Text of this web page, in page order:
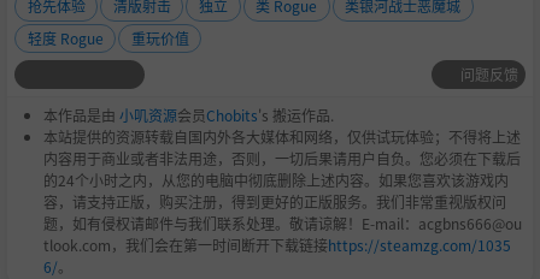
抢先体验
清版射击 独立 类 Rogue
类银河战士恶魔城
轻度 Rogue
重玩价值
问题反馈
本作品是由 小叽资源会员Chobits's 搬运作品.
本站提供的资源转载自国内外各大媒体和网络，仅供试玩体验；不得将上述
内容用于商业或者非法用途，否则，一切后果请用户自负。您必须在下载后
的24个小时之内，从您的电脑中彻底删除上述内容。如果您喜欢该游戏内
容，请支持正版，购买注册，得到更好的正版服务。我们非常重视版权问
题，如有侵权请邮件与我们联系处理。敬请谅解！E-mail：acgbns666@ou
tlook.com，我们会在第一时间断开下载链接https://steamzg.com/1035
6/。